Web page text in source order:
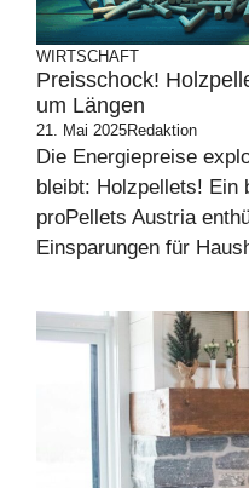
WIRTSCHAFT
Preisschock!
um Längen
21. Mai 2025Redaktion
Die Energiepreise
bleibt: Holzpellets! Ein
proPellets Austria
Einsparungen für